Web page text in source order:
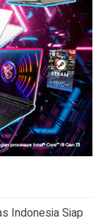
Indonesia Siap